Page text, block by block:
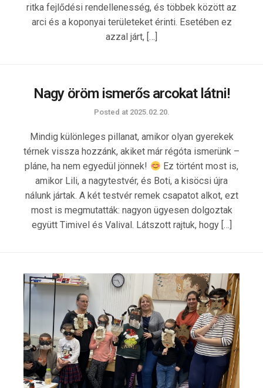
ritka fejlődési rendellenesség, és többek között az
arci és a koponyai területeket érinti. Esetében ez
azzal járt, […]
Nagy öröm ismerős arcokat látni!
Posted at 2025.02.20.
Mindig különleges pillanat, amikor olyan gyerekek
térnek vissza hozzánk, akiket már régóta ismerünk –
pláne, ha nem egyedül jönnek!
Ez történt most is,
amikor Lili, a nagytestvér, és Boti, a kisöcsi újra
nálunk jártak. A két testvér remek csapatot alkot, ezt
most is megmutatták: nagyon ügyesen dolgoztak
együtt Timivel és Valival. Látszott rajtuk, hogy […]